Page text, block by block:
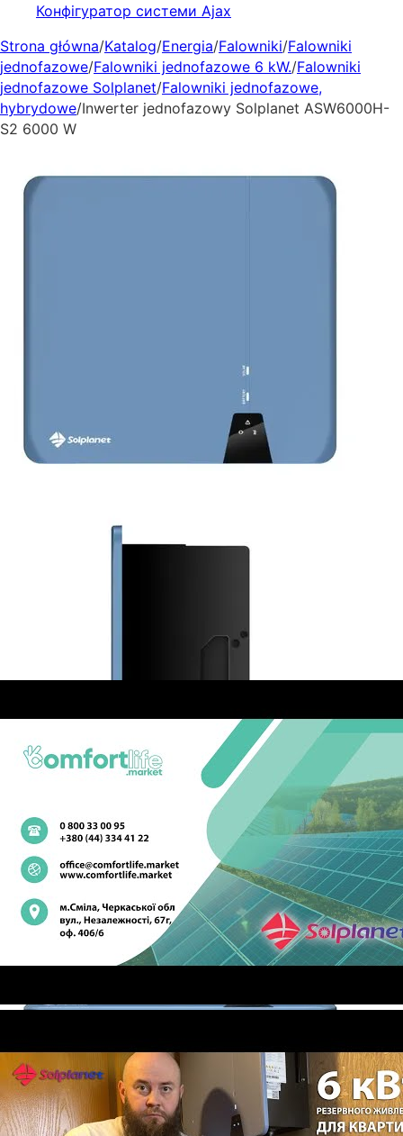
Конфігуратор системи Ajax
Strona główna/Katalog/Energia/Falowniki/Falowniki
jednofazowe/Falowniki jednofazowe 6 kW./Falowniki
jednofazowe Solplanet/Falowniki jednofazowe,
hybrydowe/Inwerter jednofazowy Solplanet ASW6000H-
S2 6000 W